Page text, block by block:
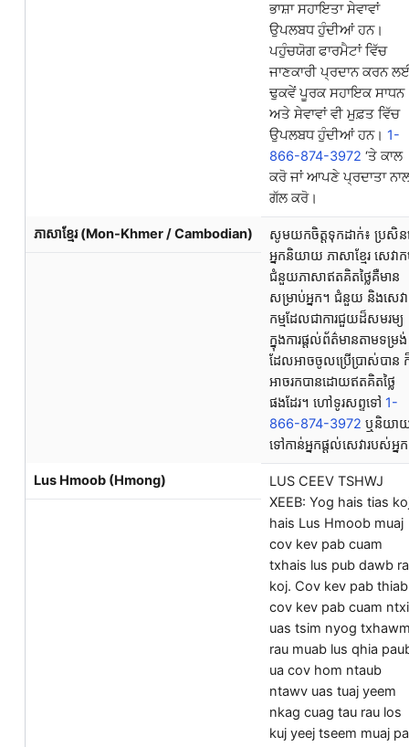
ਭਾਸ਼ਾ ਸਹਾਇਤਾ ਸੇਵਾਵਾਂ
ਉਪਲਬਧ ਹੁੰਦੀਆਂ ਹਨ।
ਪਹੁੰਚਯੋਗ ਫਾਰਮੈਟਾਂ ਵਿੱਚ
ਜਾਣਕਾਰੀ ਪ੍ਰਦਾਨ ਕਰਨ
ਢੁਕਵੇਂ ਪੂਰਕ ਸਹਾਇਕ ਸਾਧਨ
ਅਤੇ ਸੇਵਾਵਾਂ ਵੀ ਮੁਫ਼ਤ ਵਿੱਚ
ਉਪਲਬਧ ਹੁੰਦੀਆਂ ਹਨ। 1-
866-874-3972 ‘ਤੇ ਕਾਲ
ਕਰੋ ਜਾਂ ਆਪਣੇ ਪ੍ਰਦਾਤਾ
ਗੱਲ ਕਰੋ।
ភាសាខ្មែរ (Mon-Khmer / Cambodian)
សូមយកចិត្តទុកដាក់៖ ប្រសិន
អ្នកនិយាយ ភាសាខ្មែរ សេវាក
ជំនួយភាសាឥតគិតថ្លៃគឺមាន
សម្រាប់អ្នក។ ជំនួយ និងសេវា
កម្មដែលជាការជួយដ៏សមរម្យ
ក្នុងការផ្តល់ព័ត៌មានតាមទម្រង់
ដែលអាចចូលប្រើប្រាស់បាន
អាចរកបានដោយឥតគិតថ្លៃ
ផងដែរ។ ហៅទូរសព្ទទៅ 1-
866-874-3972 ឬនិយា
ទៅកាន់អ្នកផ្តល់សេវារបស់អ្ន
Lus Hmoob (Hmong)
LUS CEEV TSHWJ
XEEB: Yog hais tias
hais Lus Hmoob muaj
cov kev pab cuam
txhais lus pub dawb
koj. Cov kev pab thiab
cov kev pab cuam
uas tsim nyog
rau muab lus qhia
ua cov hom ntaub
ntawv uas tuaj yeem
nkag cuag tau rau los
kuj yeej tseem muaj